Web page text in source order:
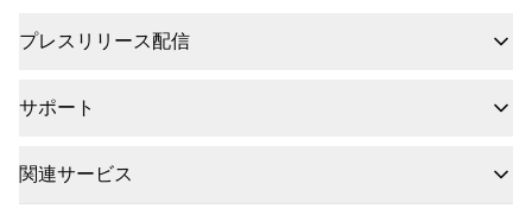
プレスリリース配信
サポート
関連サービス